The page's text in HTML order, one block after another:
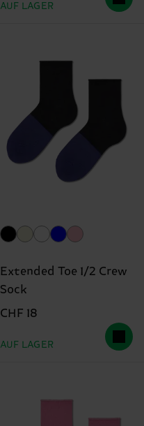
AUF LAGER
Extended Toe 1/2 Crew
Sock
CHF 18
AUF LAGER